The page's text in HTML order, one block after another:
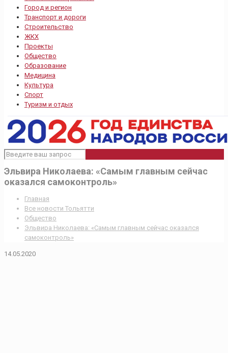
Город и регион
Транспорт и дороги
Строительство
ЖКХ
Проекты
Общество
Образование
Медицина
Культура
Спорт
Туризм и отдых
Эльвира Николаева: «Самым главным сейчас
оказался самоконтроль»
Главная
Все новости Тольятти
Общество
Эльвира Николаева: «Самым главным сейчас оказался
самоконтроль»
14.05.2020